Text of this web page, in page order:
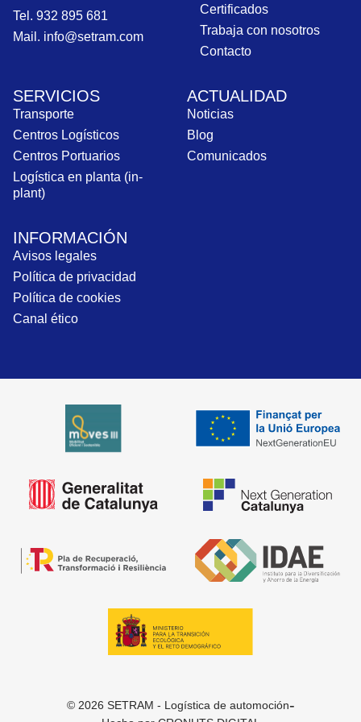
Tel. 932 895 681
Mail. info@setram.com
Certificados
Trabaja con nosotros
Contacto
SERVICIOS
Transporte
Centros Logísticos
Centros Portuarios
Logística en planta (in-
plant)
ACTUALIDAD
Noticias
Blog
Comunicados
INFORMACIÓN
Avisos legales
Política de privacidad
Política de cookies
Canal ético
© 2026 SETRAM - Logística de automoción-